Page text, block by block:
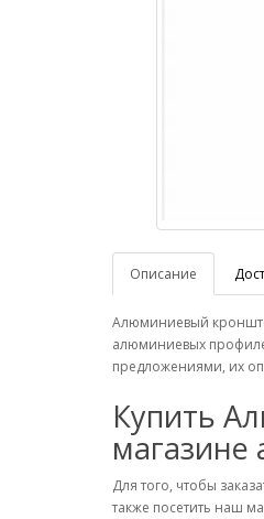
Описание
Алюминиевый
алюминиевых
предложениями, их
Купить
магазине
Для того, чтобы
также посетить наш